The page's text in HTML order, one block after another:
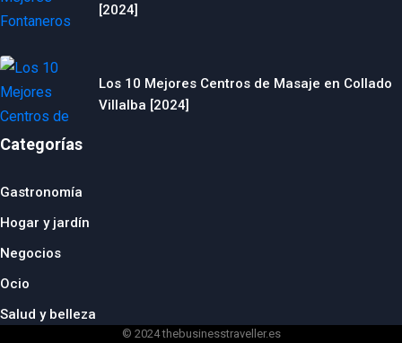
[2024]
Los 10 Mejores Centros de Masaje en Collado
Villalba [2024]
Categorías
Gastronomía
Hogar y jardín
Negocios
Ocio
Salud y belleza
© 2024 thebusinesstraveller.es